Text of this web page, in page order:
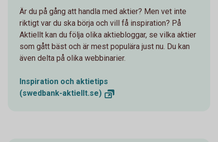
Är du på gång att handla med aktier? Men vet inte
riktigt var du ska börja och vill få inspiration? På
Aktiellt kan du följa olika aktiebloggar, se vilka aktier
som gått bäst och är mest populära just nu. Du kan
även delta på olika webbinarier.
Inspiration och aktietips
(swedbank-aktiellt.se)